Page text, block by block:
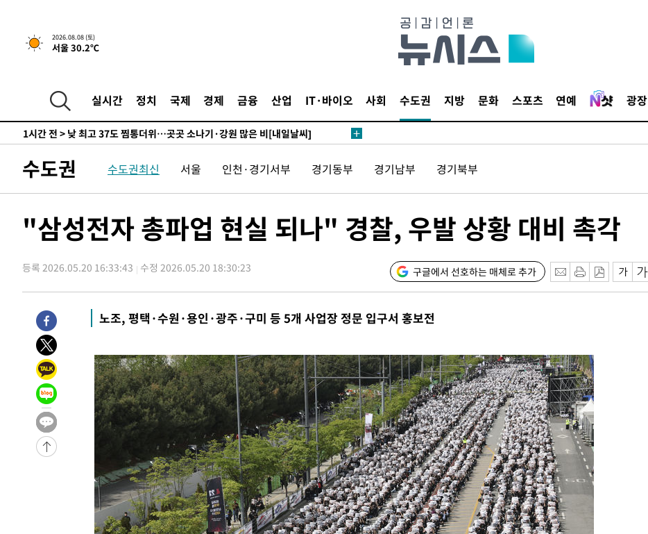
2026.08.08 (토)
서울 30.2℃
실시간 정치 국제 경제 금융 산업 IT·바이오 사회 수도권 지방 문화 스포츠 연예 광장
↓-5444초 전 >[속보]이 대통령 "부동산 공급 기존 사고방식 매달리지 말고 과감히
실천"
-4529초 전 >이란, "오만과 '중앙 단일 루트' 합의…북쪽 인바운드·남쪽 아웃바운
1시간 전 >[속보]이 대통령, '호우피해' 안동·의성 관할 4개 면 특별재난지역 선포
[단독]중수청 지원 검사들, 정원 초과 시 낮은 계급 임용…희망지 못 갈
수도
1시간 전 > 낮 최고 37도 찜통더위…곳곳 소나기·강원 많은 비[내일날씨]
3시간 전 >여자배구 이재영·이다영 자매, 아제르바이잔 투란VC 입단
3시간 전 >외국인 심판 성 접대 7경기 들여다보니…한국 축구 '5승 2무'
3시간 전 >[속보]코스피, 6200선 약보합…0.60% 내린 6258.77에 마쳐
3시간 전 >[속보] 노원서 40.1도 관측…서울, 2018년 이후 첫 40도
4시간 전 >[속보]종합특검, '계엄 수용공간 확보' 신용해 前교정본부장 기소
4시간 전 >
외신들도 주목한 韓축구 파문…"국민적 공분에 수사 재개"
4시간 전 >
11시간 압수수색에 성접대 파문까지…'쑥대밭' 된 축구협회
4시간 전 >
후임
-13014초 전 >
이강인, 폭염 속 AT마드리드 첫 훈련…80명 식사 대접까지(종합)
-10153초 전 >
미 사업체 일자리, 7월에 2.3만개 순감하고 그 전 2개월 10.3만개
하향수정 (2보)
-9601초 전 >
[속보] 미 사업체, 일자리 7월에 2.3만 개 줄어…실업률은 4.1%로
-5464초 전 >
[속보]이 대통령 "부동산 공급 기존 사고방식 매달리지 말고 과감히
실천"
-4549초 전 >
이란, "오만과 '중앙 단일 루트' 합의…북쪽 인바운드·남쪽 아웃바운
드는 임시"
"낮 기온 소폭 하락"…수도권 폭염중대경보, 폭염경보로 하향
[속보]이 대통령, '호우피해' 안동·의성 관할 4개 면 특별재난지역 선포
[단독]중수청 지원 검사들, 정원 초과 시 낮은 계급 임용…희망지 못 갈
낮 최고 37도 찜통더위…곳곳 소나기·강원 많은 비[내일날씨]
수도권 수도권최신 서울 인천·경기서부 경기동부 경기남부 경기북부
"삼성전자 총파업 현실 되나" 경찰, 우발 상황 대비 촉각
등록 2026.05.20 16:33:43 수정 2026.05.20 18:30:23 구글에서 선호하는 매체로 추가
노조, 평택·수원·용인·광주·구미 등 5개 사업장 정문 입구서 홍보전